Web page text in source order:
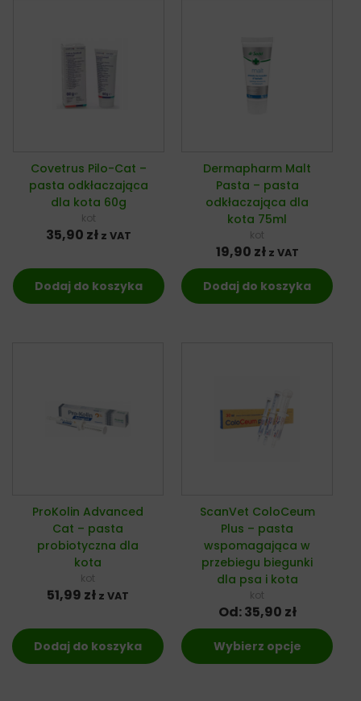
Covetrus Pilo-Cat –
pasta odkłaczająca
dla kota 60g
kot
35,90 zł z VAT
Dodaj do koszyka
Dermapharm Malt
Pasta – pasta
odkłaczająca dla
kota 75ml
kot
19,90 zł z VAT
Dodaj do koszyka
ProKolin Advanced
Cat – pasta
probiotyczna dla
kota
kot
51,99 zł z VAT
Dodaj do koszyka
ScanVet ColoCeum
Plus – pasta
wspomagająca w
przebiegu biegunki
dla psa i kota
kot
Od:35,90 zł
Wybierz opcje